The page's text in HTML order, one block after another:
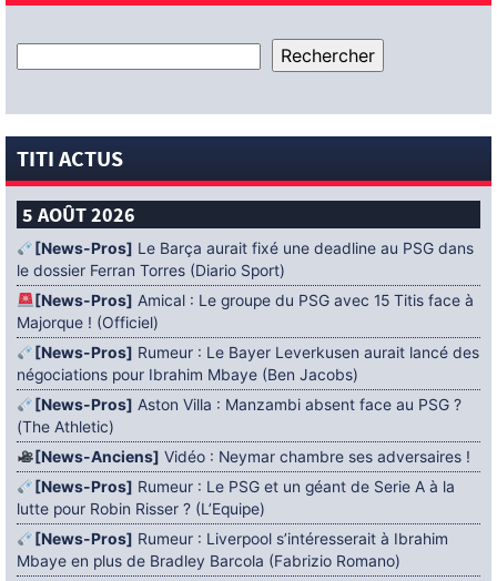
TITI ACTUS
5 AOÛT 2026
[News-Pros] Le Barça aurait fixé une deadline au PSG dans
le dossier Ferran Torres (Diario Sport)
[News-Pros] Amical : Le groupe du PSG avec 15 Titis face à
Majorque ! (Officiel)
[News-Pros] Rumeur : Le Bayer Leverkusen aurait lancé des
négociations pour Ibrahim Mbaye (Ben Jacobs)
[News-Pros] Aston Villa : Manzambi absent face au PSG ?
(The Athletic)
[News-Anciens] Vidéo : Neymar chambre ses adversaires !
[News-Pros] Rumeur : Le PSG et un géant de Serie A à la
lutte pour Robin Risser ? (L’Equipe)
[News-Pros] Rumeur : Liverpool s’intéresserait à Ibrahim
Mbaye en plus de Bradley Barcola (Fabrizio Romano)